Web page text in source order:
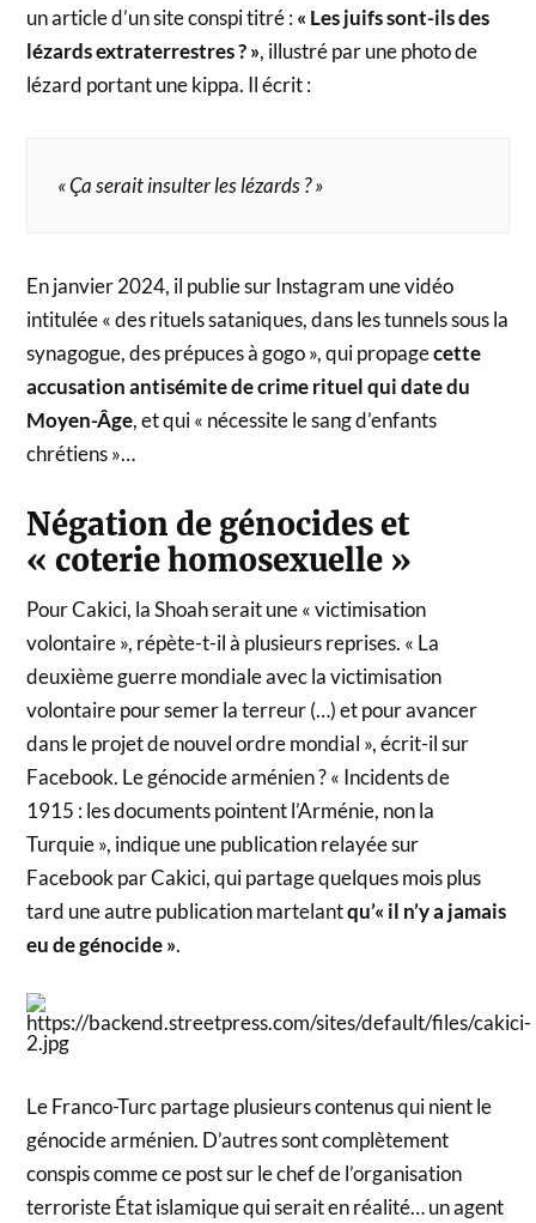
un article d’un site conspi titré :« Les juifs sont-ils des
lézards extraterrestres ? », illustré par une photo de
lézard portant une kippa. Il écrit :
« Ça serait insulter les lézards ? »
En janvier 2024, il publie sur Instagram une vidéo
intitulée « des rituels sataniques, dans les tunnels sous la
synagogue, des prépuces à gogo », qui propagecette
accusation antisémite de crime rituel qui date du
Moyen-Âge, et qui « nécessite le sang d’enfants
chrétiens »…
Négation de génocides et
« coterie homosexuelle »
Pour Cakici, la Shoah serait une « victimisation
volontaire », répète-t-il à plusieurs reprises. « La
deuxième guerre mondiale avec la victimisation
volontaire pour semer la terreur (…) et pour avancer
dans le projet de nouvel ordre mondial », écrit-il sur
Facebook. Le génocide arménien ? « Incidents de
1915 : les documents pointent l’Arménie, non la
Turquie », indique une publication relayée sur
Facebook par Cakici, qui partage quelques mois plus
tard une autre publication martelantqu’« il n’y a jamais
eu de génocide ».
Le Franco-Turc partage plusieurs contenus qui nient le
génocide arménien. D’autres sont complètement
conspis comme ce post sur le chef de l’organisation
terroriste État islamique qui serait en réalité… un agent